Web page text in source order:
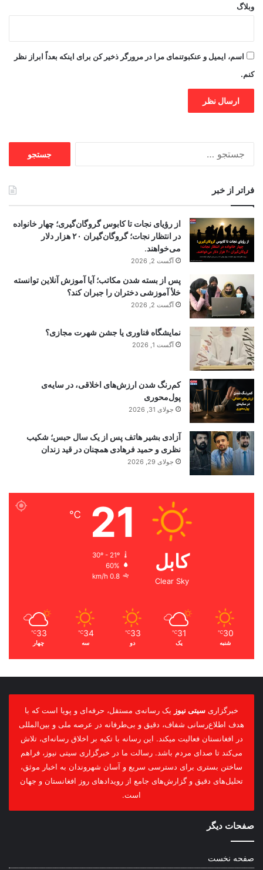
وبلاگ
اسم، ایمیل و عنکبوتنمای مرا در مرورگر ذخیر کن برای اینکه بعداً ابراز نظر
کنم.
فراتر از خبر
از رؤیای نجات تا کابوس گروگان‌گیری؛ چهار خانواده
در انتظار نجات؛ گروگان‌گیران ۲۰ هزار دلار
می‌خواهند.
آگست 2, 2026
پس از بسته شدن مکاتب؛ آیا آموزش آنلاین توانسته
خلأ آموزشی دختران را جبران کند؟
آگست 2, 2026
نمایشگاه فناوری یا جشن شهرت مجازی؟
آگست 1, 2026
کم‌رنگ شدن ارزش‌های اخلاقی، در سایه‌ی
پول‌محوری
جولای 31, 2026
آزادی بشیر هاتف پس از یک سال حبس؛ شکیب
نظری و حمید فرهادی همچنان در قید زندان
جولای 29, 2026
کابل
Clear Sky
21
℃
30º - 21º
60%
0.8 km/h
30
℃
شنبه
31
℃
یک
33
℃
دو
34
℃
سه
33
℃
چهار
خبرگزاری سیتی نیوز یک رسانه‌ی مستقل، حرفه‌ای و پویا است که با
هدف اطلاع‌رسانی شفاف، دقیق و بی‌طرفانه در عرصه ملی و بین‌المللی
در افغانستان فعالیت میکند. این رسانه با تکیه بر اخلاق رسانه‌ای، تلاش
می‌کند تا صدای مردم باشد. رسالت ما در خبرگزاری سیتی نیوز، فراهم
ساختن بستری برای دسترسی سریع و آسان شهروندان به اخبار موثق،
تحلیل‌های دقیق و گزارش‌های جامع از رویدادهای روز افغانستان و جهان
است.
صفحات دیگر
صفحه نخست